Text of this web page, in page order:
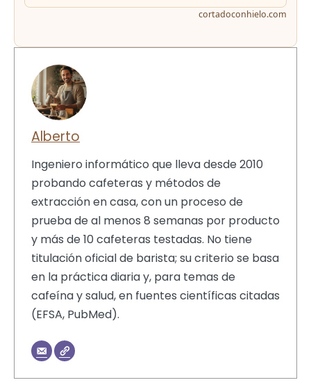
cortadoconhielo.com
Alberto
Ingeniero informático que lleva desde 2010
probando cafeteras y métodos de
extracción en casa, con un proceso de
prueba de al menos 8 semanas por producto
y más de 10 cafeteras testadas. No tiene
titulación oficial de barista; su criterio se basa
en la práctica diaria y, para temas de
cafeína y salud, en fuentes científicas citadas
(EFSA, PubMed).